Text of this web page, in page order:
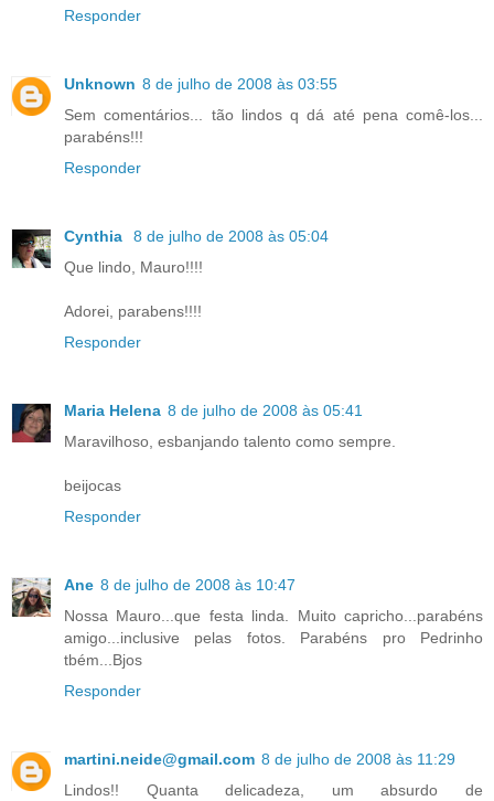
Responder
Unknown 8 de julho de 2008 às 03:55
Sem comentários... tão lindos q dá até pena comê-los...
parabéns!!!
Responder
Cynthia
8 de julho de 2008 às 05:04
Que lindo, Mauro!!!!
Adorei, parabens!!!!
Responder
Maria Helena 8 de julho de 2008 às 05:41
Maravilhoso, esbanjando talento como sempre.
beijocas
Responder
Ane 8 de julho de 2008 às 10:47
Nossa Mauro...que festa linda. Muito capricho...parabéns
amigo...inclusive pelas fotos. Parabéns pro Pedrinho
tbém...Bjos
Responder
martini.neide@gmail.com 8 de julho de 2008 às 11:29
Lindos!! Quanta delicadeza, um absurdo de